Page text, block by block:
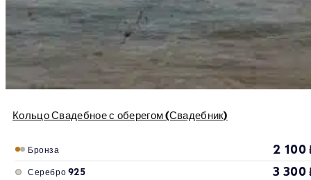
Кольцо Свадебное с оберегом (Свадебник)
Бронза 2 100
Серебро 925 3 300